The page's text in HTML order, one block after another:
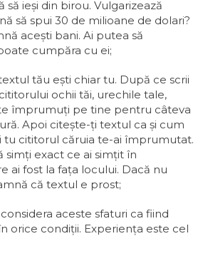
să ieși din birou. Vulgarizează
să spui 30 de milioane de dolari?
acești bani. Ai putea să
cumpăra cu ei;
tău ești chiar tu. După ce scrii
ochii tăi, urechile tale,
împrumuţi pe tine pentru câteva
Apoi citește-ţi textul ca și cum
tu cititorul căruia te-ai împrumutat.
simţi exact ce ai simţit în
ai fost la faţa locului. Dacă nu
că textul e prost;
aceste sfaturi ca fiind
orice condiţii. Experienţa este cel